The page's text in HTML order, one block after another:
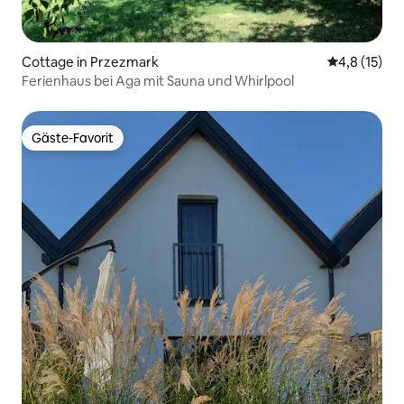
Cottage in Przezmark
4,8 (15)
Ferienhaus bei Aga mit Sauna und Whirlpool
Gäste-Favorit
Gäste-Favorit